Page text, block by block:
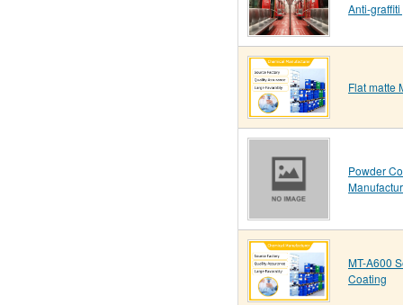
Anti-
Flat matte
Powder
MT-A600
Coating